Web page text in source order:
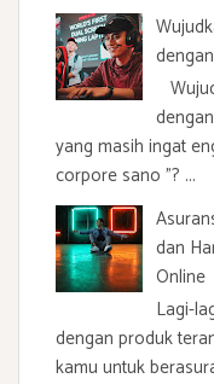
yang masih ingat
corpore sano ”? ...
dan
Online
Lagi-
dengan produk
kamu untuk